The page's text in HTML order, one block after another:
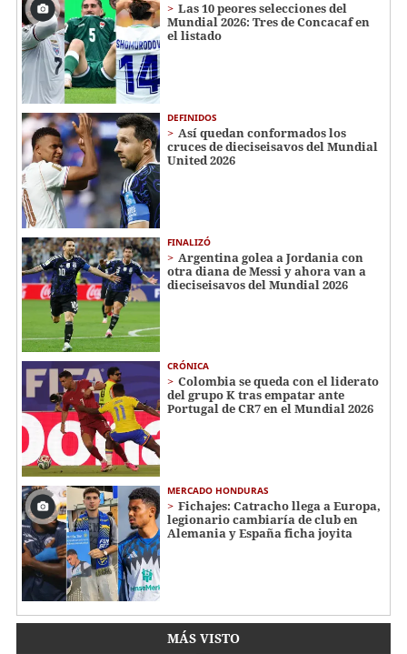
Las 10 peores selecciones del
Mundial 2026: Tres de Concacaf en
el listado
DEFINIDOS
Así quedan conformados los
cruces de dieciseisavos del Mundial
United 2026
FINALIZÓ
Argentina golea a Jordania con
otra diana de Messi y ahora van a
dieciseisavos del Mundial 2026
CRÓNICA
Colombia se queda con el liderato
del grupo K tras empatar ante
Portugal de CR7 en el Mundial 2026
MERCADO HONDURAS
Fichajes: Catracho llega a Europa,
legionario cambiaría de club en
Alemania y España ficha joyita
MÁS VISTO